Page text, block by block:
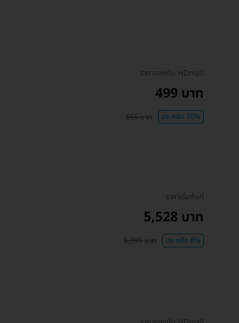
ราคาจองกับ HDmall
499 บาท
555 บาท ประหยัด 10%
ราคาเริ่มต้นที่
5,528 บาท
5,999 บาท ประหยัด 8%